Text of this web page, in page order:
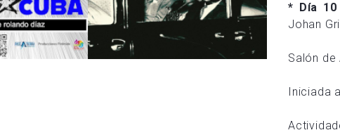
* Día 10
Johan
Salón de
Iniciada